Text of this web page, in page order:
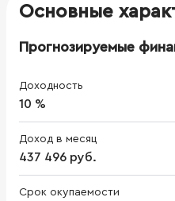
Основные
Прогнозируемые
Доходность
10 %
Доход в месяц
437 496 руб.
Срок окупаемости